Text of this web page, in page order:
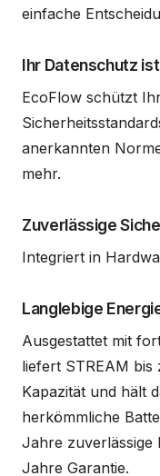
einfache
Ihr Datenschutz
EcoFlow schützt
anerkannten
mehr.
Zuverlässige
Integriert in
Langlebige
Ausgestattet mit
liefert STREAM
Kapazität und hält
herkömmliche
Jahre zuverlässige
Jahre Garantie.